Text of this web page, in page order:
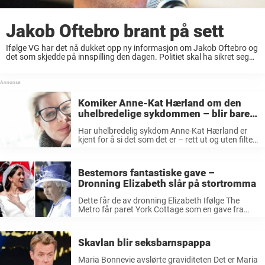
Jakob Oftebro brant på sett
Ifølge VG har det nå dukket opp ny informasjon om Jakob Oftebro og
det som skjedde på innspilling den dagen. Politiet skal ha sikret seg
Komiker Anne-Kat Hærland om den
uhelbredelige sykdommen – blir bare
Har uhelbredelig sykdom Anne-Kat Hærland er
kjent for å si det som det er – rett ut og uten filter.
Bestemors fantastiske gave –
Dronning Elizabeth slår på stortromma
Dette får de av dronning Elizabeth Ifølge The
Metro får paret York Cottage som en gave fra
Skavlan blir seksbarnspappa
Maria Bonnevie avslørte graviditeten Det er Maria